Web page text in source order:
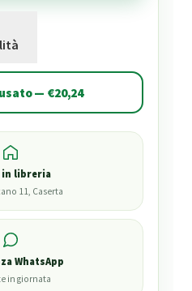
— €20,24
libreria
11, Caserta
WhatsApp
in giornata